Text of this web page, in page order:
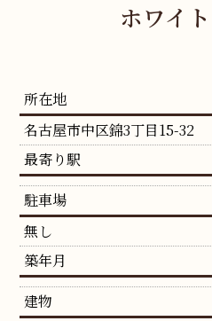
ホワイ
所在地
名古屋市中区錦3丁目15-32
最寄り駅
駐車場
無し
築年月
建物